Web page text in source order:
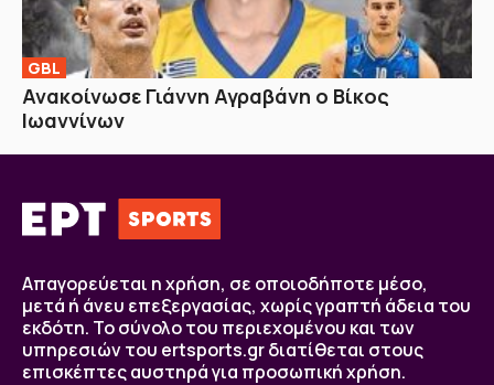
GBL
Ανακοίνωσε Γιάννη Αγραβάνη ο Βίκος
Ιωαννίνων
Απαγορεύεται η χρήση, σε οποιοδήποτε μέσο,
μετά ή άνευ επεξεργασίας, χωρίς γραπτή άδεια του
εκδότη. Το σύνολο του περιεχομένου και των
υπηρεσιών του ertsports.gr διατίθεται στους
επισκέπτες αυστηρά για προσωπική χρήση.